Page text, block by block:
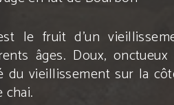
le fruit d’un
âges. Doux,
du vieillissement sur la